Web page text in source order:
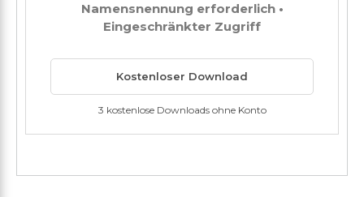
Namensnennung erforderlich •
Eingeschränkter Zugriff
Kostenloser Download
3 kostenlose Downloads ohne Konto